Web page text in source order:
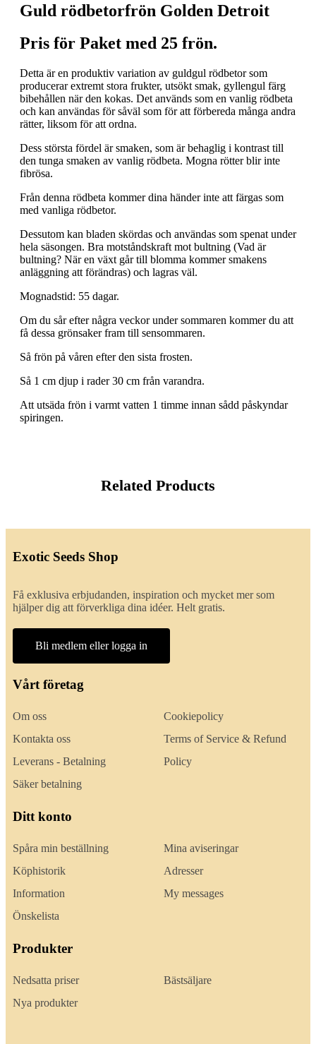
Guld rödbetorfrön Golden Detroit
Pris för Paket med 25 frön.
Detta är en produktiv variation av guldgul rödbetor som
producerar extremt stora frukter, utsökt smak, gyllengul färg
bibehållen när den kokas. Det används som en vanlig rödbeta
och kan användas för såväl som för att förbereda många andra
rätter, liksom för att ordna.
Dess största fördel är smaken, som är behaglig i kontrast till
den tunga smaken av vanlig rödbeta. Mogna rötter blir inte
fibrösa.
Från denna rödbeta kommer dina händer inte att färgas som
med vanliga rödbetor.
Dessutom kan bladen skördas och användas som spenat under
hela säsongen. Bra motståndskraft mot bultning (Vad är
bultning? När en växt går till blomma kommer smakens
anläggning att förändras) och lagras väl.
Mognadstid: 55 dagar.
Om du sår efter några veckor under sommaren kommer du att
få dessa grönsaker fram till sensommaren.
Så frön på våren efter den sista frosten.
Så 1 cm djup i rader 30 cm från varandra.
Att utsäda frön i varmt vatten 1 timme innan sådd påskyndar
spiringen.
Related Products
Exotic Seeds Shop
Få exklusiva erbjudanden, inspiration och mycket mer som
hjälper dig att förverkliga dina idéer. Helt gratis.
Bli medlem eller logga in
Vårt företag
Om oss
Kontakta oss
Leverans - Betalning
Säker betalning
Cookiepolicy
Terms of Service & Refund
Policy
Ditt konto
Spåra min beställning
Köphistorik
Information
Önskelista
Mina aviseringar
Adresser
My messages
Produkter
Nedsatta priser
Nya produkter
Bästsäljare